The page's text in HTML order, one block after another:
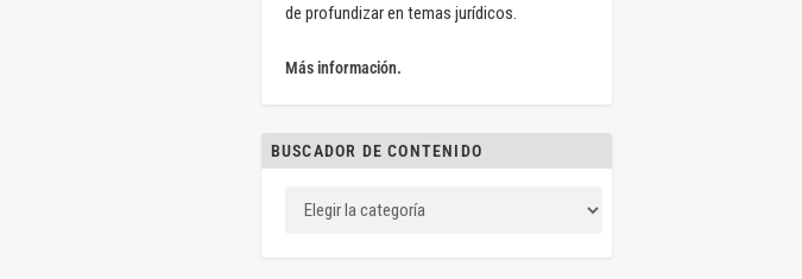
de profundizar en temas jurídicos.
Más información.
BUSCADOR DE CONTENIDO